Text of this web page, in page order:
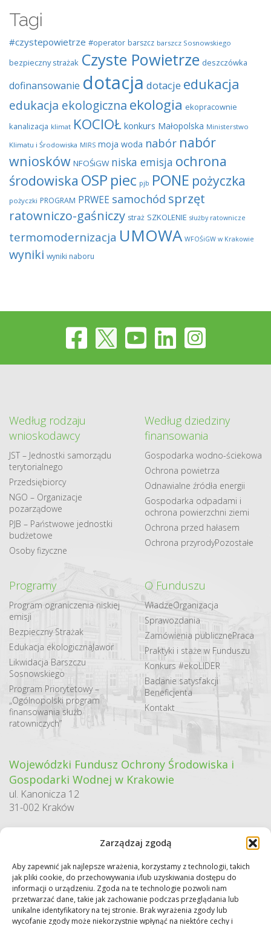
Zarządzaj zgodą
Aby zapewnić jak najlepsze wrażenia, korzystamy z technologii, takich
jak pliki cookie, do przechowywania i/lub uzyskiwania dostępu do
informacji o urządzeniu. Zgoda na te technologie pozwoli nam
przetwarzać dane, takie jak zachowanie podczas przeglądania lub
unikalne identyfikatory na tej stronie. Brak wyrażenia zgody lub
wycofanie zgody może niekorzystnie wpłynąć na niektóre cechy i
Tagi
#czystepowietrze #operator barszcz barszcz Sosnowskiego
bezpieczny strażak Czyste Powietrze deszczówka
dofinansowanie dotacja dotacje edukacja
edukacja ekologiczna ekologia ekopracownie
kanalizacja klimat KOCIOŁ konkurs Małopolska Ministerstwo
Klimatu i Środowiska MIRS moja woda nabór nabór
wniosków NFOŚiGW niska emisja ochrona
środowiska OSP piec pjb PONE pożyczka
pożyczki PROGRAM PRWEE samochód sprzęt
ratowniczo-gaśniczy straż SZKOLENIE służby ratownicze
termomodernizacja UMOWA WFOŚiGW w Krakowie
wyniki wyniki naboru
Według rodzaju
wnioskodawcy
JST – Jednostki samorządu
terytorialnego
Przedsiębiorcy
NGO – Organizacje
pozarządowe
PJB – Państwowe jednostki
budżetowe
Osoby fizyczne
Według dziedziny
finansowania
Gospodarka​ wodno​-ściekowa
Ochrona powietrza
Odnawialne​ źródła​ energii
Gospodarka odpadami i
ochrona powierzchni ziemi
Ochrona przed hałasem
Ochrona przyrodyPozostałe
Programy
Program ograniczenia niskiej
emisji
Bezpieczny Strażak
Edukacja ekologicznaJawor
Likwidacja Barszczu
Sosnowskiego
Program Priorytetowy –
„Ogólnopolski program
finansowania służb
ratowniczych”
O Funduszu
WładzeOrganizacja
Sprawozdania
Zamówienia publicznePraca
Praktyki i staże w Funduszu
Konkurs #ekoLIDER
Badanie satysfakcji
Beneficjenta
Kontakt
Wojewódzki Fundusz Ochrony Środowiska i
Gospodarki Wodnej w Krakowie
ul. Kanonicza 12
31-002 Kraków
Sekretariat / Dziennik podawczy
tel.: 12 422 94 90
e-mail:biuro@wfos.krakow.pl